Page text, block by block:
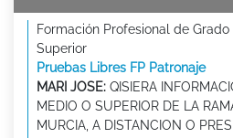
Formación Profesional de
Superior
Pruebas Libres FP Patronaje
MARI JOSE: QISIERA
MEDIO O SUPERIOR DE LA
MURCIA, A DISTANCION O